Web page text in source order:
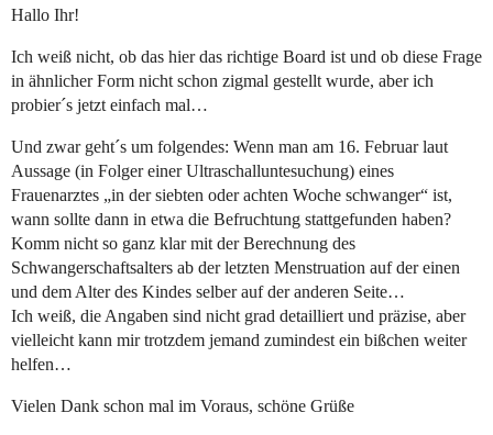
Hallo Ihr!
Ich weiß nicht, ob das hier das richtige Board ist und ob diese Frage
in ähnlicher Form nicht schon zigmal gestellt wurde, aber ich
probier´s jetzt einfach mal…
Und zwar geht´s um folgendes: Wenn man am 16. Februar laut
Aussage (in Folger einer Ultraschalluntesuchung) eines
Frauenarztes „in der siebten oder achten Woche schwanger“ ist,
wann sollte dann in etwa die Befruchtung stattgefunden haben?
Komm nicht so ganz klar mit der Berechnung des
Schwangerschaftsalters ab der letzten Menstruation auf der einen
und dem Alter des Kindes selber auf der anderen Seite…
Ich weiß, die Angaben sind nicht grad detailliert und präzise, aber
vielleicht kann mir trotzdem jemand zumindest ein bißchen weiter
helfen…
Vielen Dank schon mal im Voraus, schöne Grüße